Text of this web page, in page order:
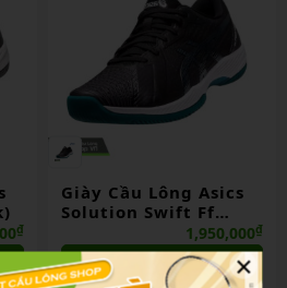
₫
Giày Cầu Lông Asics
Solution Swift Ff
(bk/d.gr)
1,950,000₫
Liên hệ
×